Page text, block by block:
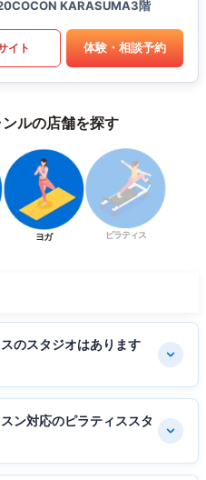
KARASUMA3階
イト 体験・相談予約
ルの店舗を探す
ヨガ ピラティス
のスタジオはあります
ン対応のピラティススタ